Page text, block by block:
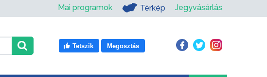
Mai programok Térkép Jegyvásárlás
Tetszik Megosztás